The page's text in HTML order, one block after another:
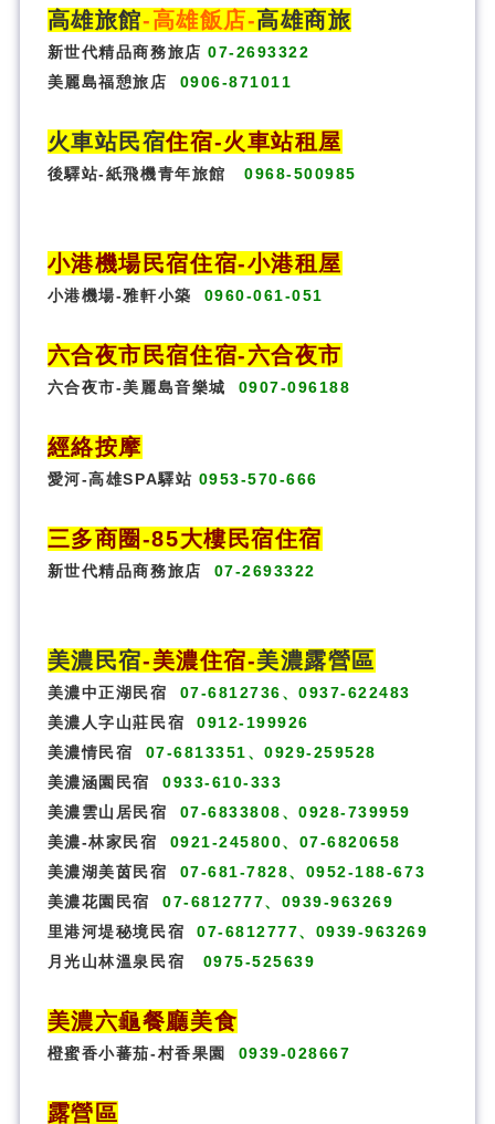
高雄旅館-高雄飯店-高雄商旅
新世代精品商務旅店 07-2693322
美麗島福憩旅店
0906-871011
火車站民宿住宿-火車站租屋
後驛站-紙飛機青年旅館 0968-500985
小港機場民宿住宿-小港租屋
小港機場-雅軒小築 0960-061-051
六合夜市民宿住宿-六合夜市
六合夜市-美麗島音樂城 0907-096188
經絡按摩
愛河-高雄SPA驛站 0953-570-666
三多商圈 -85大樓民宿住宿
新世代精品商務旅店 07-2693322
美濃民宿-美濃住宿-美濃露營區
美濃中正湖民宿
07-6812736、0937-622483
美濃人字山莊民宿
0912-199926
美濃情民宿
07-6813351、0929-259528
美濃涵園民宿
0933-610-333
美濃雲山居民宿
07-6833808、0928-739959
美濃-林家民宿
0921-245800、07-6820658
美濃湖美茵民宿
07-681-7828、0952-188-673
美濃花園民宿
07-6812777、0939-963269
里港河堤秘境民宿
07-6812777、0939-963269
月光山林溫泉民宿
0975-525639
美濃六龜餐廳美食
橙蜜香小蕃茄-村香果園 0939-028667
露營區